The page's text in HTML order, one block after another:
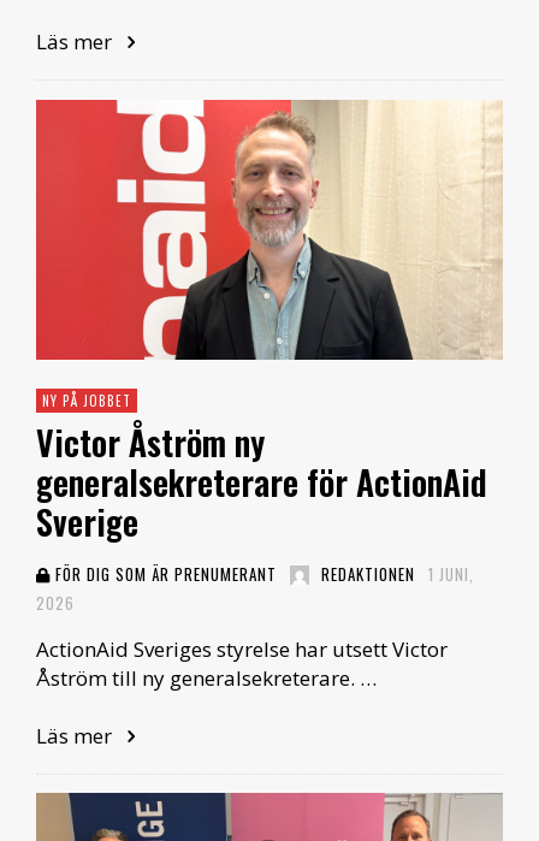
Läs mer
NY PÅ JOBBET
Victor Åström ny
generalsekreterare för ActionAid
Sverige
FÖR DIG SOM ÄR PRENUMERANT REDAKTIONEN 1 JUNI,
2026
ActionAid Sveriges styrelse har utsett Victor
Åström till ny generalsekreterare. …
Läs mer